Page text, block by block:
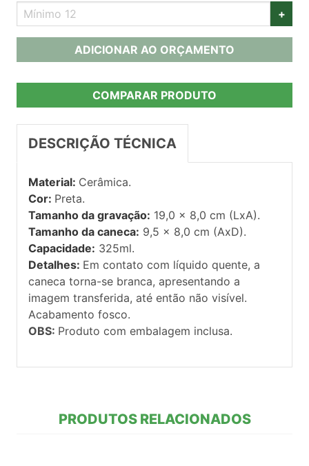
+
ADICIONAR AO ORÇAMENTO
COMPARAR PRODUTO
DESCRIÇÃO TÉCNICA
Material: Cerâmica.
Cor: Preta.
Tamanho da gravação: 19,0 x 8,0 cm (LxA).
Tamanho da caneca: 9,5 x 8,0 cm (AxD).
Capacidade: 325ml.
Detalhes: Em contato com líquido quente, a
caneca torna-se branca, apresentando a
imagem transferida, até então não visível.
Acabamento fosco.
OBS: Produto com embalagem inclusa.
PRODUTOS RELACIONADOS